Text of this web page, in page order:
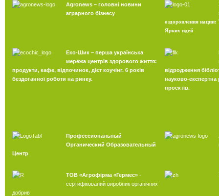
Agronews – головні новини
аграрного бізнесу
оздоровления
Ярких идей
Еко-Шик – перша українська
мережа центрів здорового життя:
продукти, кафе, відпочинок, дієт коучінг. 6 років
бездоганної роботи на ринку.
відродження
науково-експертна
проектів.
Профессиональный
Органический Образовательный
Центр
ТОВ «Агрофірма «Гермес» -
сертифікований виробник органічних
добрив